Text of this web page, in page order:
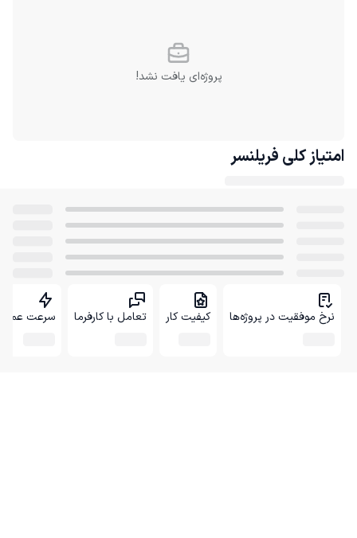
پروژه‌ای یافت نشد!
امتیاز کلی فریلنسر
نرخ موفقیت در پروژه‌ها کیفیت کار تعامل با کارفرما سرعت عمل